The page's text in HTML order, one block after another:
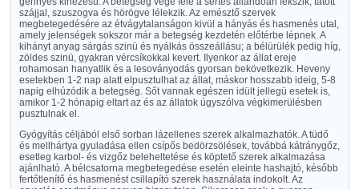
szájjal, szuszogva és hörögve lélekzik. Az emésztő szervek
megbetegedésére az étvágytalanságon kivül a hányás és hasmenés utal,
amely jelenségek sokszor már a betegség kezdetén előtérbe lépnek. A
kihányt anyag sárgás szinü és nyálkás összeállásu; a bélürülék pedig híg,
zöldes szinü, gyakran vércsíkokkal kevert. Ilyenkor az állat ereje
rohamosan hanyatlik és a lesoványodás gyorsan bekövetkezik. Heveny
esetekben 1-2 nap alatt elpusztulhat az állat, máskor hosszabb ideig, 5-8
napig elhúzódik a betegség. Sőt vannak egészen idült jellegü esetek is,
amikor 1-2 hónapig eltart az és az állatok úgyszólva végkimerülésben
pusztulnak el.
Gyógyítás céljából első sorban lázellenes szerek alkalmazhatók. A tüdő
és mellhártya gyuladása ellen csípős bedörzsölések, továbbá kátránygőz,
esetleg karbol- és vizgőz beleheltetése és köptető szerek alkalmazása
ajánlható. A bélcsatorna megbetegedése esetén eleinte hashajtó, később
fertőtlenítő és hasmenést csillapító szerek használata indokolt. Az